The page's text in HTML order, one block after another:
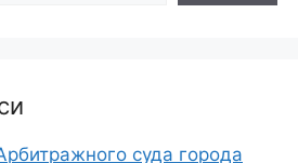
суда города